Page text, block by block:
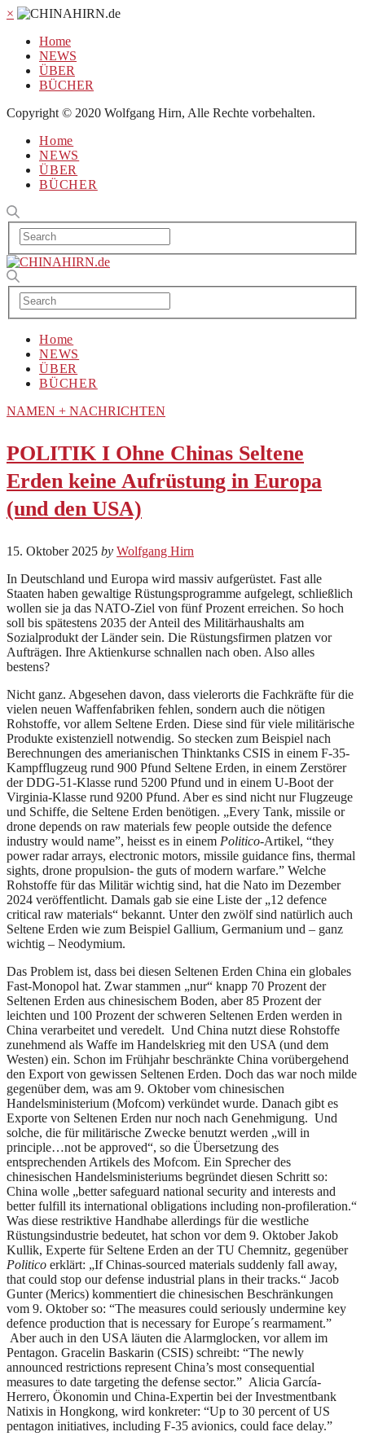
×
Home
NEWS
ÜBER
BÜCHER
Copyright © 2020 Wolfgang Hirn, Alle Rechte vorbehalten.
Home
NEWS
ÜBER
BÜCHER
Home
NEWS
ÜBER
BÜCHER
NAMEN + NACHRICHTEN
POLITIK I Ohne Chinas Seltene
Erden keine Aufrüstung in Europa
(und den USA)
15. Oktober 2025 by Wolfgang Hirn
In Deutschland und Europa wird massiv aufgerüstet. Fast alle
Staaten haben gewaltige Rüstungsprogramme aufgelegt, schließlich
wollen sie ja das NATO-Ziel von fünf Prozent erreichen. So hoch
soll bis spätestens 2035 der Anteil des Militärhaushalts am
Sozialprodukt der Länder sein. Die Rüstungsfirmen platzen vor
Aufträgen. Ihre Aktienkurse schnallen nach oben. Also alles
bestens?
Nicht ganz. Abgesehen davon, dass vielerorts die Fachkräfte für die
vielen neuen Waffenfabriken fehlen, sondern auch die nötigen
Rohstoffe, vor allem Seltene Erden. Diese sind für viele militärische
Produkte existenziell notwendig. So stecken zum Beispiel nach
Berechnungen des amerianischen Thinktanks CSIS in einem F-35-
Kampfflugzeug rund 900 Pfund Seltene Erden, in einem Zerstörer
der DDG-51-Klasse rund 5200 Pfund und in einem U-Boot der
Virginia-Klasse rund 9200 Pfund. Aber es sind nicht nur Flugzeuge
und Schiffe, die Seltene Erden benötigen. „Every Tank, missile or
drone depends on raw materials few people outside the defence
industry would name”, heisst es in einem Politico-Artikel, “they
power radar arrays, electronic motors, missile guidance fins, thermal
sights, drone propulsion- the guts of modern warfare.” Welche
Rohstoffe für das Militär wichtig sind, hat die Nato im Dezember
2024 veröffentlicht. Damals gab sie eine Liste der „12 defence
critical raw materials“ bekannt. Unter den zwölf sind natürlich auch
Seltene Erden wie zum Beispiel Gallium, Germanium und – ganz
wichtig – Neodymium.
Das Problem ist, dass bei diesen Seltenen Erden China ein globales
Fast-Monopol hat. Zwar stammen „nur“ knapp 70 Prozent der
Seltenen Erden aus chinesischem Boden, aber 85 Prozent der
leichten und 100 Prozent der schweren Seltenen Erden werden in
China verarbeitet und veredelt. Und China nutzt diese Rohstoffe
zunehmend als Waffe im Handelskrieg mit den USA (und dem
Westen) ein. Schon im Frühjahr beschränkte China vorübergehend
den Export von gewissen Seltenen Erden. Doch das war noch milde
gegenüber dem, was am 9. Oktober vom chinesischen
Handelsministerium (Mofcom) verkündet wurde. Danach gibt es
Exporte von Seltenen Erden nur noch nach Genehmigung. Und
solche, die für militärische Zwecke benutzt werden „will in
principle…not be approved“, so die Übersetzung des
entsprechenden Artikels des Mofcom. Ein Sprecher des
chinesischen Handelsministeriums begründet diesen Schritt so:
China wolle „better safeguard national security and interests and
better fulfill its international obligations including non-profileration.“
Was diese restriktive Handhabe allerdings für die westliche
Rüstungsindustrie bedeutet, hat schon vor dem 9. Oktober Jakob
Kullik, Experte für Seltene Erden an der TU Chemnitz, gegenüber
Politico erklärt: „If Chinas-sourced materials suddenly fall away,
that could stop our defense industrial plans in their tracks.“ Jacob
Gunter (Merics) kommentiert die chinesischen Beschränkungen
vom 9. Oktober so: “The measures could seriously undermine key
defence production that is necessary for Europe´s rearmament.”
Aber auch in den USA läuten die Alarmglocken, vor allem im
Pentagon. Gracelin Baskarin (CSIS) schreibt: “The newly
announced restrictions represent China’s most consequential
measures to date targeting the defense sector.” Alicia García-
Herrero, Ökonomin und China-Expertin bei der Investmentbank
Natixis in Hongkong, wird konkreter: “Up to 30 percent of US
pentagon initiatives, including F-35 avionics, could face delay.”